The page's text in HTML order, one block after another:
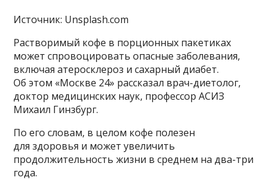
Источник: Unsplash.com
Растворимый кофе в порционных пакетиках
может спровоцировать опасные заболевания,
включая атеросклероз и сахарный диабет.
Об этом «Москве 24» рассказал врач-диетолог,
доктор медицинских наук, профессор АСИЗ
Михаил Гинзбург.
По его словам, в целом кофе полезен
для здоровья и может увеличить
продолжительность жизни в среднем на два-три
года.